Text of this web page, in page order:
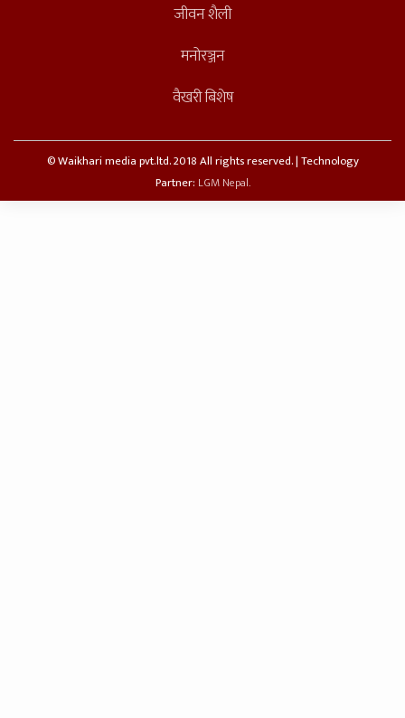
जीवन शैली
मनोरञ्जन
वैखरी बिशेष
© Waikhari media pvt.ltd. 2018 All rights reserved. | Technology
Partner: LGM Nepal.